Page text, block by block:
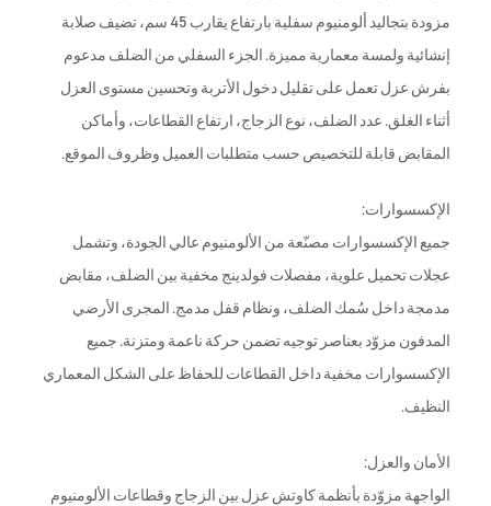
مزودة بتجاليد ألومنيوم سفلية بارتفاع يقارب 45 سم، تضيف صلابة
إنشائية ولمسة معمارية مميزة. الجزء السفلي من الضلف مدعوم
بفرش عزل تعمل على تقليل دخول الأتربة وتحسين مستوى العزل
أثناء الغلق. عدد الضلف، نوع الزجاج، ارتفاع القطاعات، وأماكن
المقابض قابلة للتخصيص حسب متطلبات العميل وظروف الموقع.
الإكسسوارات:
جميع الإكسسوارات مصنّعة من الألومنيوم عالي الجودة، وتشمل
عجلات تحميل علوية، مفصلات فولدينج مخفية بين الضلف، مقابض
مدمجة داخل سُمك الضلف، ونظام قفل مدمج. المجرى الأرضي
المدفون مزوّد بعناصر توجيه تضمن حركة ناعمة ومتزنة. جميع
الإكسسوارات مخفية داخل القطاعات للحفاظ على الشكل المعماري
النظيف.
الأمان والعزل:
الواجهة مزوّدة بأنظمة كاوتش عزل بين الزجاج وقطاعات الألومنيوم